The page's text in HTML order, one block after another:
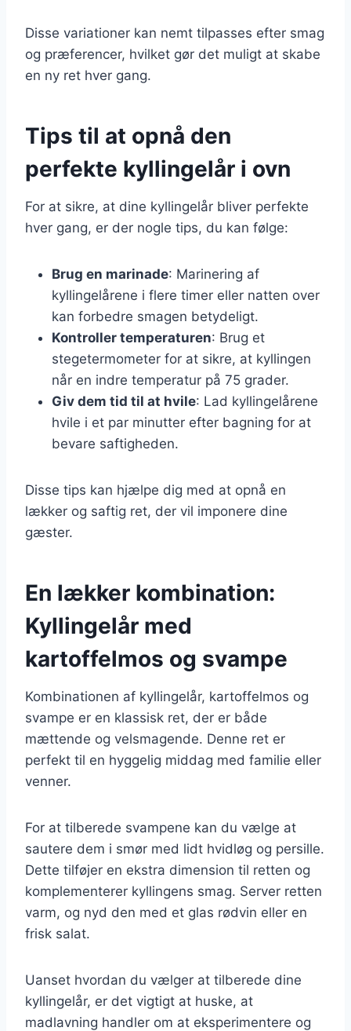
Disse variationer kan nemt tilpasses efter smag
og præferencer, hvilket gør det muligt at skabe
en ny ret hver gang.
Tips til at opnå den
perfekte kyllingelår i ovn
For at sikre, at dine kyllingelår bliver perfekte
hver gang, er der nogle tips, du kan følge:
Brug en marinade: Marinering af
kyllingelårene i flere timer eller natten over
kan forbedre smagen betydeligt.
Kontroller temperaturen: Brug et
stegetermometer for at sikre, at kyllingen
når en indre temperatur på 75 grader.
Giv dem tid til at hvile: Lad kyllingelårene
hvile i et par minutter efter bagning for at
bevare saftigheden.
Disse tips kan hjælpe dig med at opnå en
lækker og saftig ret, der vil imponere dine
gæster.
En lækker kombination:
Kyllingelår med
kartoffelmos og svampe
Kombinationen af kyllingelår, kartoffelmos og
svampe er en klassisk ret, der er både
mættende og velsmagende. Denne ret er
perfekt til en hyggelig middag med familie eller
venner.
For at tilberede svampene kan du vælge at
sautere dem i smør med lidt hvidløg og persille.
Dette tilføjer en ekstra dimension til retten og
komplementerer kyllingens smag. Server retten
varm, og nyd den med et glas rødvin eller en
frisk salat.
Uanset hvordan du vælger at tilberede dine
kyllingelår, er det vigtigt at huske, at
madlavning handler om at eksperimentere og